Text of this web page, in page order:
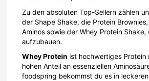
Zu den absoluten Top-Sellern zählen
der Shape Shake, die Protein
Aminos sowie der Whey Protein Shake,
aufzubauen.
Whey Protein ist hochwertiges Protein
hohen Anteil an essenziellen
foodspring bekommst du es in leckeren